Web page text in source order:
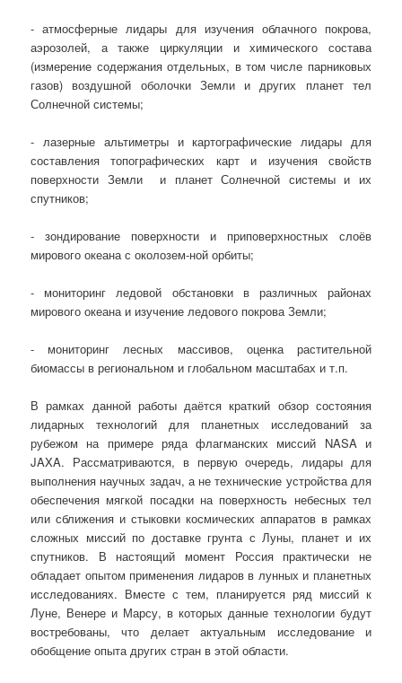
- атмосферные лидары для изучения облачного покрова,
аэрозолей, а также циркуляции и химического состава
(измерение содержания отдельных, в том числе парниковых
газов) воздушной оболочки Земли и других планет тел
Солнечной системы;
- лазерные альтиметры и картографические лидары для
составления топографических карт и изучения свойств
поверхности Земли и планет Солнечной системы и их
спутников;
- зондирование поверхности и приповерхностных слоёв
мирового океана с околозем-ной орбиты;
- мониторинг ледовой обстановки в различных районах
мирового океана и изучение ледового покрова Земли;
- мониторинг лесных массивов, оценка растительной
биомассы в региональном и глобальном масштабах и т.п.
В рамках данной работы даётся краткий обзор состояния
лидарных технологий для планетных исследований за
рубежом на примере ряда флагманских миссий NASA и
JAXA. Рассматриваются, в первую очередь, лидары для
выполнения научных задач, а не технические устройства для
обеспечения мягкой посадки на поверхность небесных тел
или сближения и стыковки космических аппаратов в рамках
сложных миссий по доставке грунта с Луны, планет и их
спутников. В настоящий момент Россия практически не
обладает опытом применения лидаров в лунных и планетных
исследованиях. Вместе с тем, планируется ряд миссий к
Луне, Венере и Марсу, в которых данные технологии будут
востребованы, что делает актуальным исследование и
обобщение опыта других стран в этой области.